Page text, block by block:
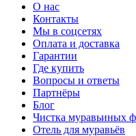
О нас
Контакты
Мы в соцсетях
Оплата и доставка
Гарантии
Где купить
Вопросы и ответы
Партнёры
Блог
Чистка муравьиных
Отель для муравьёв